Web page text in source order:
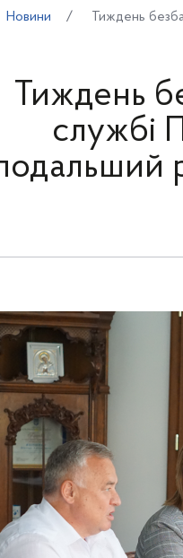
Новини Тиждень
Тиждень
службі